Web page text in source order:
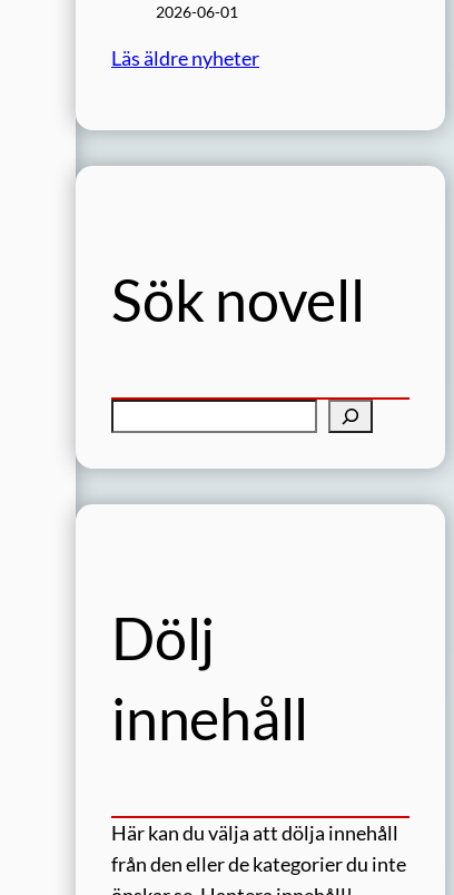
2026-06-01
Läs äldre nyheter
Sök novell
k
Dölj
innehåll
Här kan du välja att dölja innehåll
från den eller de kategorier du inte